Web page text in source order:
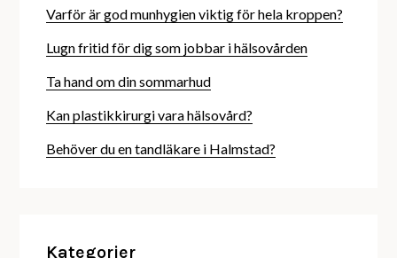
Varför är god munhygien viktig för hela kroppen?
Lugn fritid för dig som jobbar i hälsovården
Ta hand om din sommarhud
Kan plastikkirurgi vara hälsovård?
Behöver du en tandläkare i Halmstad?
Kategorier